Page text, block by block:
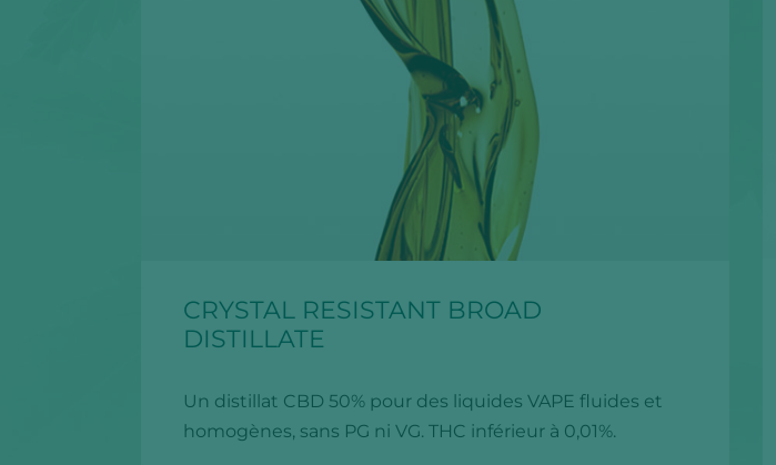
CRYSTAL RESISTANT BROAD
DISTILLATE
Un distillat CBD 50% pour des liquides VAPE fluides et
homogènes, sans PG ni VG. THC inférieur à 0,01%.